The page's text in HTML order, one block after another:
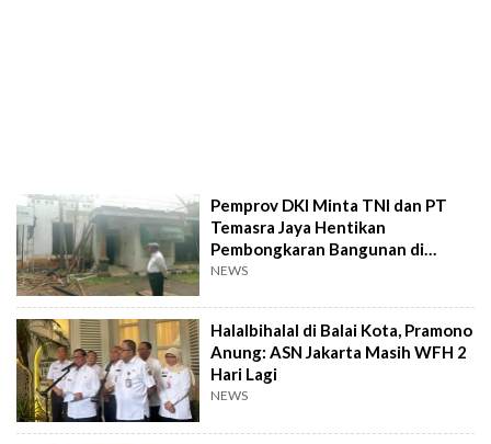
Pemprov DKI Minta TNI dan PT
Temasra Jaya Hentikan
Pembongkaran Bangunan di
Menteng
NEWS
Halalbihalal di Balai Kota, Pramono
Anung: ASN Jakarta Masih WFH 2
Hari Lagi
NEWS